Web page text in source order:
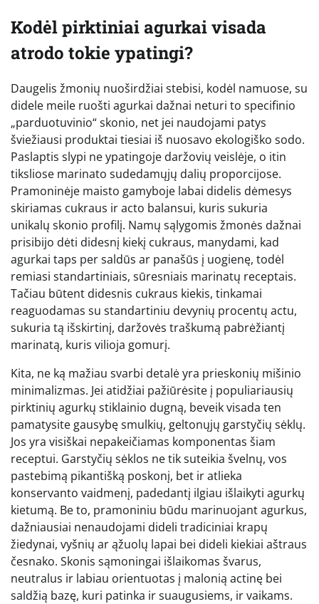
Kodėl pirktiniai agurkai visada
atrodo tokie ypatingi?
Daugelis žmonių nuoširdžiai stebisi, kodėl namuose, su
didele meile ruošti agurkai dažnai neturi to specifinio
„parduotuvinio“ skonio, net jei naudojami patys
šviežiausi produktai tiesiai iš nuosavo ekologiško sodo.
Paslaptis slypi ne ypatingoje daržovių veislėje, o itin
tiksliose marinato sudedamųjų dalių proporcijose.
Pramoninėje maisto gamyboje labai didelis dėmesys
skiriamas cukraus ir acto balansui, kuris sukuria
unikalų skonio profilį. Namų sąlygomis žmonės dažnai
prisibijo dėti didesnį kiekį cukraus, manydami, kad
agurkai taps per saldūs ar panašūs į uogienę, todėl
remiasi standartiniais, sūresniais marinatų receptais.
Tačiau būtent didesnis cukraus kiekis, tinkamai
reaguodamas su standartiniu devynių procentų actu,
sukuria tą išskirtinį, daržovės traškumą pabrėžiantį
marinatą, kuris vilioja gomurį.
Kita, ne ką mažiau svarbi detalė yra prieskonių mišinio
minimalizmas. Jei atidžiai pažiūrėsite į populiariausių
pirktinių agurkų stiklainio dugną, beveik visada ten
pamatysite gausybę smulkių, geltonųjų garstyčių sėklų.
Jos yra visiškai nepakeičiamas komponentas šiam
receptui. Garstyčių sėklos ne tik suteikia švelnų, vos
pastebimą pikantišką poskonį, bet ir atlieka
konservanto vaidmenį, padedantį ilgiau išlaikyti agurkų
kietumą. Be to, pramoniniu būdu marinuojant agurkus,
dažniausiai nenaudojami dideli tradiciniai krapų
žiedynai, vyšnių ar ąžuolų lapai bei dideli kiekiai aštraus
česnako. Skonis sąmoningai išlaikomas švarus,
neutralus ir labiau orientuotas į malonią actinę bei
saldžią bazę, kuri patinka ir suaugusiems, ir vaikams.